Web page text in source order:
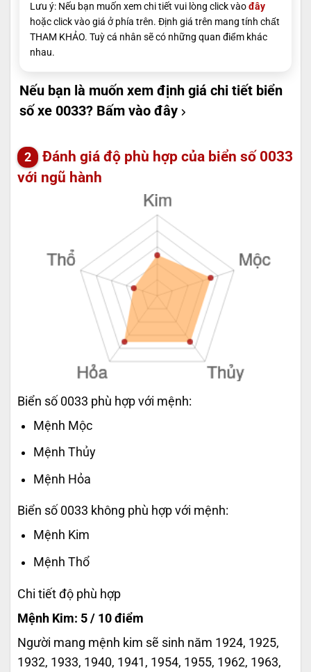
Lưu ý: Nếu bạn muốn xem chi tiết vui lòng click vàođây
hoặc click vào giá ở phía trên. Định giá trên mang tính chất
THAM KHẢO. Tuỳ cá nhân sẽ có những quan điểm khác
nhau.
Nếu bạn là muốn xem định giá chi tiết biển
số xe 0033? Bấm vào đây
Đánh giá độ phù hợp của biển số 0033
với ngũ hành
Biển số 0033 phù hợp với mệnh:
Mệnh Mộc
Mệnh Thủy
Mệnh Hỏa
Biển số 0033 không phù hợp với mệnh:
Mệnh Kim
Mệnh Thổ
Chi tiết độ phù hợp
Mệnh Kim: 5 / 10 điểm
Người mang mệnh kim sẽ sinh năm 1924, 1925,
1932, 1933, 1940, 1941, 1954, 1955, 1962, 1963,